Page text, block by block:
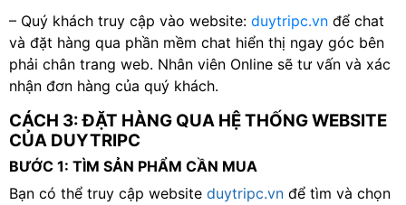
– Quý khách truy cập vào website: duytripc.vn để chat
và đặt hàng qua phần mềm chat hiển thị ngay góc bên
phải chân trang web. Nhân viên Online sẽ tư vấn và xác
nhận đơn hàng của quý khách.
CÁCH 3: ĐẶT HÀNG QUA HỆ THỐNG WEBSITE
CỦA DUYTRIPC
BƯỚC 1: TÌM SẢN PHẨM CẦN MUA
Bạn có thể truy cập website duytripc.vn để tìm và chọn